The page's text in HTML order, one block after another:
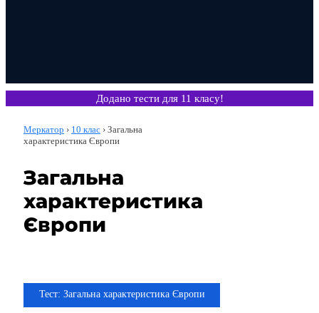
Додано тести для 11 класу!
Меркатор › 10 клас › Загальна
характеристика Європи
Загальна
характеристика
Європи
Тема
10 класТест: Загальна характеристика Європи